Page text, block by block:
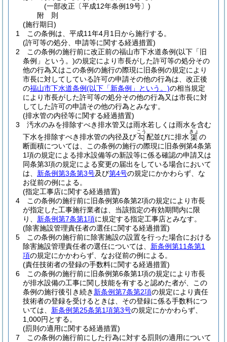
(一部改正〔平成12年条例19号〕)
附 則
(施行期日)
1
この条例は、平成11年4月1日から施行する。
(許可等の処分、申請等に関する経過措置)
2
この条例の施行前に改正前の福山市下水道条例(以下「旧
条例」という。)の規定により市長がした許可等の処分その
他の行為又はこの条例の施行の際現に旧条例の規定により
市長に対してしている許可の申請その他の行為は、改正後
の福山市下水道条例(以下「新条例」という。)の相当規定
により市長がした許可等の処分その他の行為又は市長に対
してした許可の申請その他の行為とみなす。
(排水管の内径等に関する経過措置)
3
汚水のみを排除すべき排水管又は雨水若しくは雨水を含む
下水を排除すべき排水管の内径及び勾
こう
配並びに排水 渠
きょ
の
断面積については、この条例の施行の際現に旧条例第4条第
1項の規定による排水設備等の新設等に係る確認の申請又は
同条第3項の規定による変更の届出をしている場合において
は、 新条例第3条第3号及び第4号の規定にかかわらず、な
お従前の例による。
(指定工事店に関する経過措置)
4
この条例の施行前に旧条例第6条第2項の規定により市長
が指定した工事施行業者は、当該指定の有効期間内に限
り、 新条例第7条第1項に規定する指定工事店とみなす。
(除害施設管理責任者の選任に関する経過措置)
5
この条例の施行前に除害施設の設置を行った場合における
除害施設管理責任者の選任については、 新条例第11条第1
項の規定にかかわらず、なお従前の例による。
(責任技術者の登録の手数料に関する経過措置)
6
この条例の施行前に旧条例第6条第1項の規定により市長
が排水設備の工事に関し技能を有すると認めた者が、この
条例の施行後引き続き 新条例第7条第2項の規定により責任
技術者の登録を受けるときは、その登録に係る手数料につ
いては、 新条例第25条第1項第3号の規定にかかわらず、
1,000円とする。
(罰則の適用に関する経過措置)
7
この条例の施行前にした行為に対する罰則の適用について